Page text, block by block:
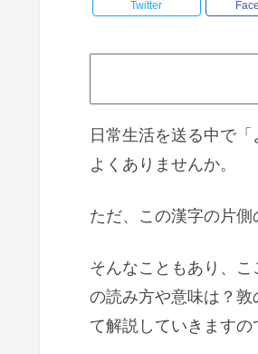
Twitter
日常生活を送る中で
よくありませんか。
ただ、この漢字の片側
そんなこともあり、
の読み方や意味は？
て解説していきますの